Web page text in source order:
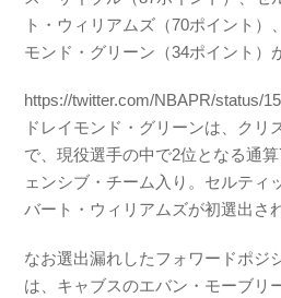
ト・ウィリアムズ（70ポイント）
モンド・グリーン（34ポイント）
https://twitter.com/NBAPR/status/
ドレイモンド・グリーンは、クリ
で、現役選手の中で2位となる通
ェンシブ・チーム入り。セルティ
バート・ウィリアムズが初選出さ
なお選出漏れしたフォワードポジ
は、キャブスのエバン・モーブリ